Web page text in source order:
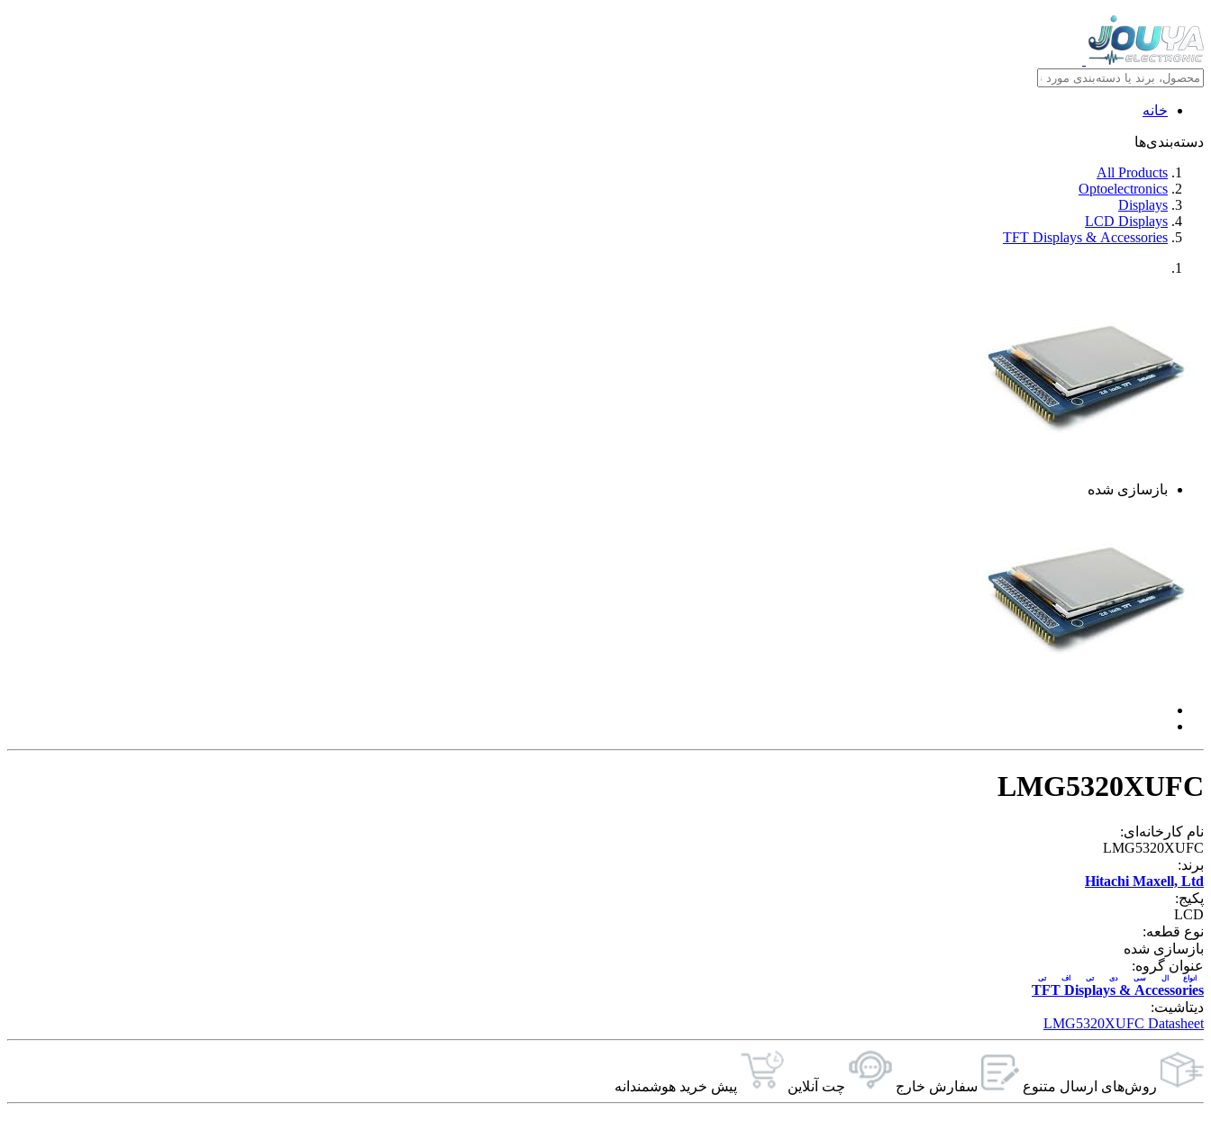
خانه
دسته‌بندی‌ها
All Products
Optoelectronics
Displays
LCD Displays
TFT Displays & Accessories
بازسازی شده
LMG5320XUFC
نام کارخانه‌ای:
LMG5320XUFC
برند:
Hitachi Maxell, Ltd
پکیج:
LCD
نوع قطعه:
بازسازی شده
عنوان گروه:
TFT Displays & Accessories
انواع ال سی دی تی اف تی
دیتاشیت:
LMG5320XUFC Datasheet
روش‌های ارسال‌ متنوع سفارش خارج چت آنلاین پیش خرید هوشمندانه